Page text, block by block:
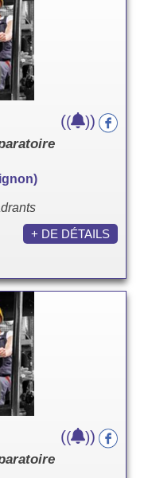
(( ))
+ DE DÉTAILS
(( ))